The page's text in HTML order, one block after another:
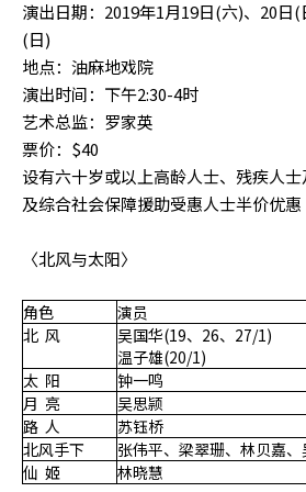
演出日期：2019年1月19日(六)、20日
(日)
地点：油麻地戏院
演出时间：下午2:30-4时
艺术总监：罗家英
票价：$40
设有六十岁或以上高龄人士、残疾人
及综合社会保障援助受惠人士半价优惠
〈北风与太阳〉
角色
演员
北 风
吴国华(19、26、27/1)
温子雄(20/1)
太 阳
钟一鸣
月 亮
吴思颕
路 人
苏钰桥
北风手下
张伟平、梁翠珊、林贝嘉、
仙 姬
林晓慧